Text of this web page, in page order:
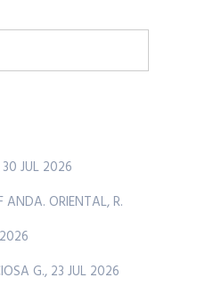
30 JUL 2026
ANDA. ORIENTAL, R.
G., 23 JUL 2026